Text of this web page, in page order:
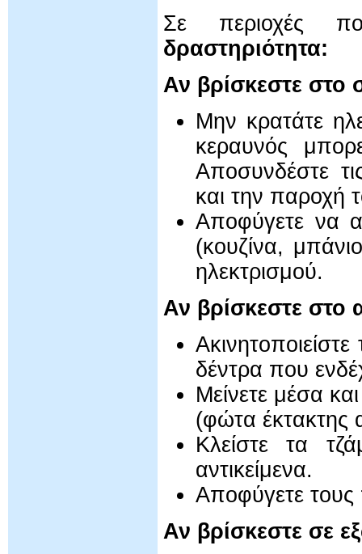
Σε περιοχές
δραστηριότητα:
Αν βρίσκεστε στο
Μην κρατάτε
κεραυνός
Αποσυνδέστε
και την παροχή
Αποφύγετε να
(κουζίνα,
ηλεκτρισμού.
Αν βρίσκεστε στο
δέντρα που
Μείνετε μέσα
(φώτα έκτακτης
Κλείστε τα
αντικείμενα.
Αποφύγετε
Αν βρίσκεστε σε